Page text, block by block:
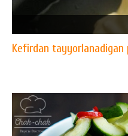
Kefirdan tayyorlanadigan